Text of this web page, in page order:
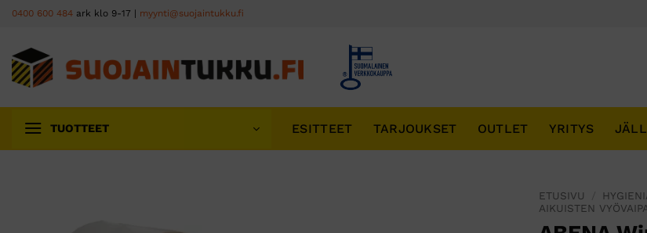
Skip
content
0400 600 484 ark klo 9-17 | myynti@suojaintukku.fi
TUOTTEET ESITTEET TARJOUKSET OUTLET YRITYS
ETUSIVU
AIKUISTEN